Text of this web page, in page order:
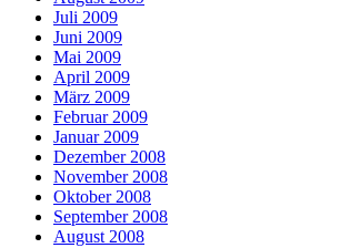
Juli 2009
Juni 2009
Mai 2009
April 2009
März 2009
Februar 2009
Januar 2009
Dezember 2008
November 2008
Oktober 2008
September 2008
August 2008